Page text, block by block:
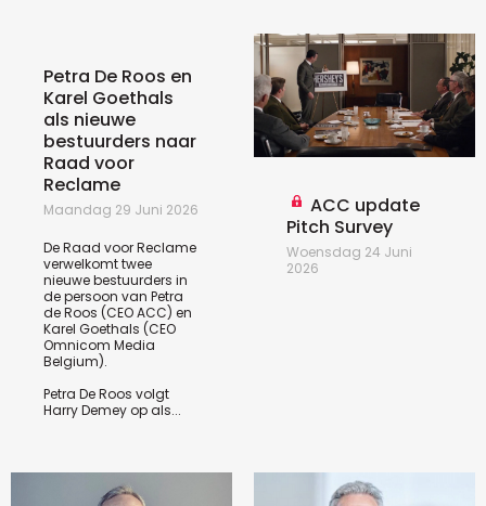
Petra De Roos en
Karel Goethals
als nieuwe
bestuurders naar
Raad voor
Reclame
Maandag 29 Juni 2026
De Raad voor Reclame
verwelkomt twee
nieuwe bestuurders in
de persoon van Petra
de Roos (CEO ACC) en
Karel Goethals (CEO
Omnicom Media
Belgium).
Petra De Roos volgt
Harry Demey op als...
ACC update
Pitch Survey
Woensdag 24 Juni
2026